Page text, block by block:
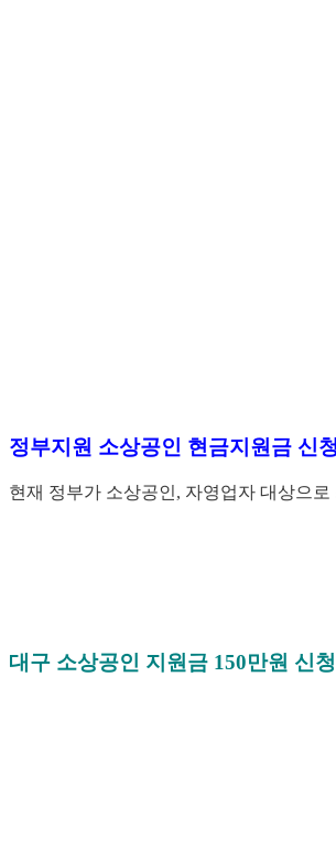
정부지원 소상공인 현금지원금 신청
현재 정부가 소상공인, 자영업자 대상으
대구 소상공인 지원금 150만원 신